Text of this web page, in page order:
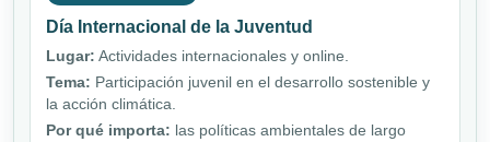
Día Internacional de la Juventud
Lugar: Actividades internacionales y online.
Tema: Participación juvenil en el desarrollo sostenible y
la acción climática.
Por qué importa: las políticas ambientales de largo